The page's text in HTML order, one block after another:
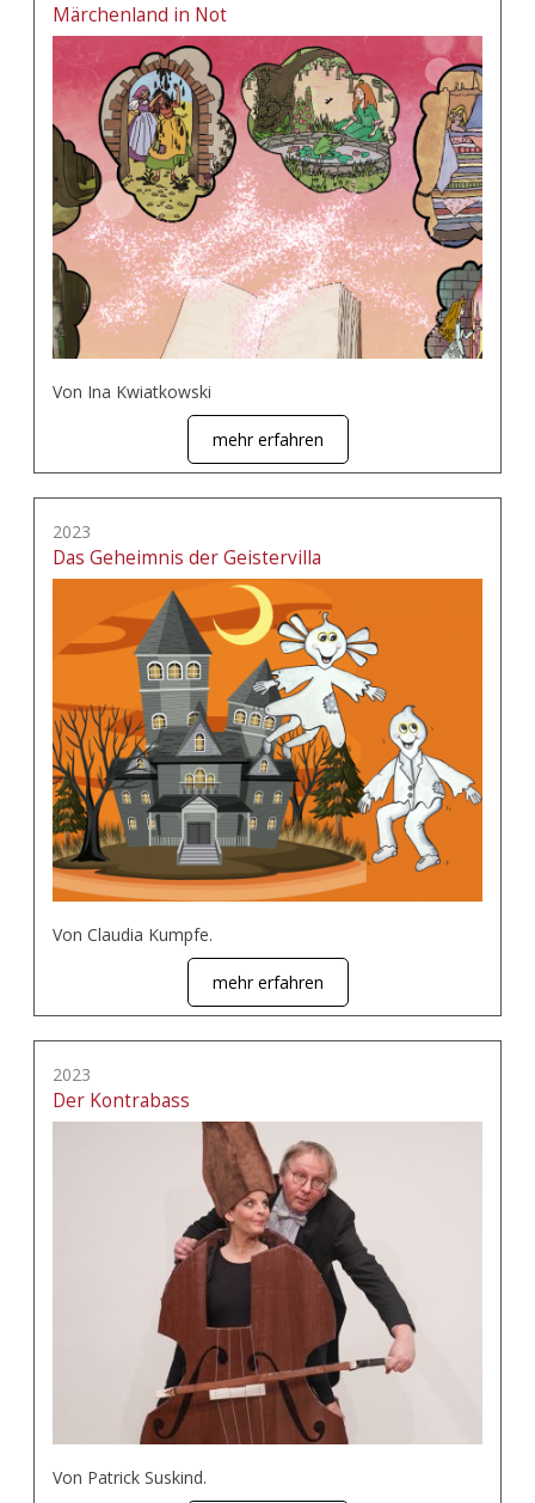
Märchenland in Not
Von Ina Kwiatkowski
mehr erfahren
2023
Das Geheimnis der Geistervilla
Von Claudia Kumpfe.
mehr erfahren
2023
Der Kontrabass
Von Patrick Suskind.